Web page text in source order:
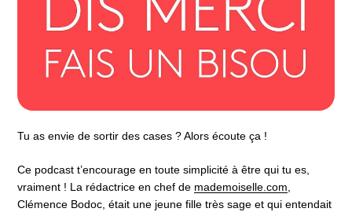
Tu as envie de sortir des cases ? Alors écoute ça !
Ce podcast t’encourage en toute simplicité à être qui tu es,
vraiment ! La rédactrice en chef de mademoiselle.com,
Clémence Bodoc, était une jeune fille très sage et qui entendait